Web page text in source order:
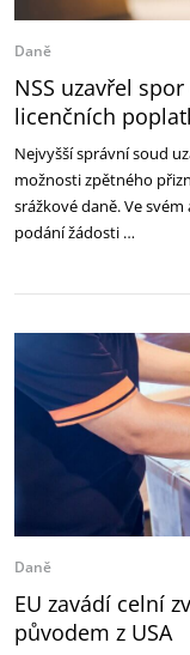
Daně
NSS uzavřel
licenčních
Nejvyšší správní soud
možnosti zpětného
srážkové daně. Ve
podání žádosti …
Daně
EU zavádí celní
původem z USA